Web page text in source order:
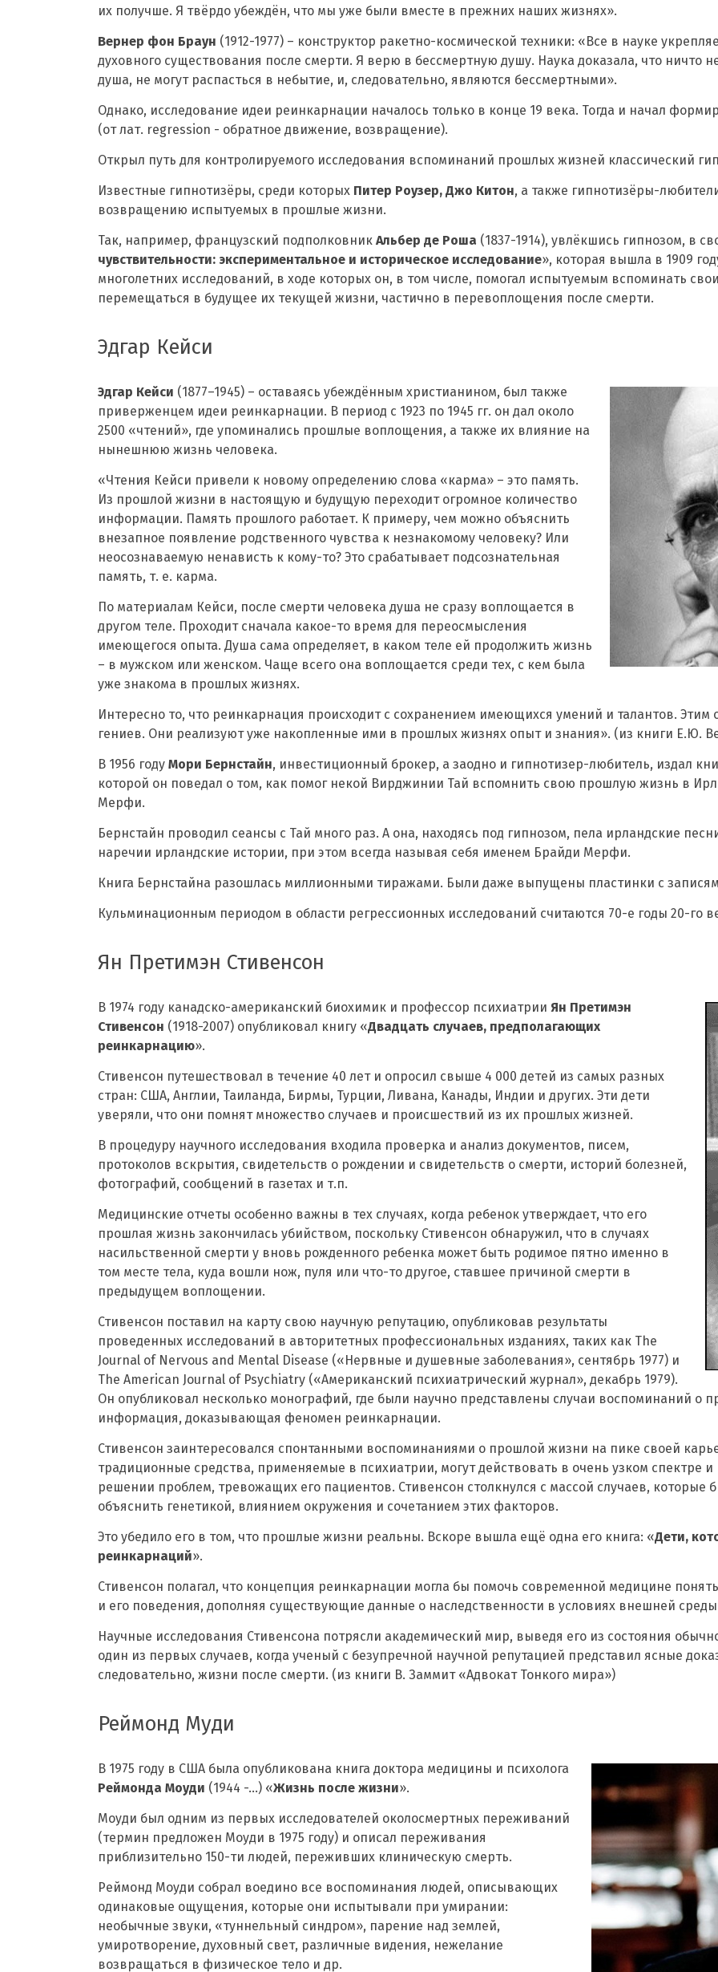
их получше. Я твёрдо убеждён, что мы уже были вместе в прежних наших жизнях».
Вернер фон Браун (1912-1977) – конструктор ракетно-космической техники: «Все в науке
духовного существования после смерти. Я верю в бессмертную душу. Наука доказала, что ничто
душа, не могут распасться в небытие, и, следовательно, являются бессмертными».
Однако, исследование идеи реинкарнации началось только в конце 19 века. Тогда и начал
(от лат. regression - обратное движение, возвращение).
Открыл путь для контролируемого исследования вспоминаний прошлых жизней классический
Известные гипнотизёры, среди которых Питер Роузер, Джо Китон, а также гипнотизёры-
возвращению испытуемых в прошлые жизни.
Так, например, французский подполковник Альбер де Роша (1837-1914), увлёкшись гипнозом, в
чувствительности: экспериментальное и историческое исследование», которая вышла в 1909
многолетних исследований, в ходе которых он, в том числе, помогал испытуемым вспоминать
перемещаться в будущее их текущей жизни, частично в перевоплощения после смерти.
Эдгар Кейси
Эдгар Кейси (1877–1945) – оставаясь убеждённым христианином, был также
приверженцем идеи реинкарнации. В период с 1923 по 1945 гг. он дал около
2500 «чтений», где упоминались прошлые воплощения, а также их влияние на
нынешнюю жизнь человека.
«Чтения Кейси привели к новому определению слова «карма» – это память.
Из прошлой жизни в настоящую и будущую переходит огромное количество
информации. Память прошлого работает. К примеру, чем можно объяснить
внезапное появление родственного чувства к незнакомому человеку? Или
неосознаваемую ненависть к кому-то? Это срабатывает подсознательная
память, т. е. карма.
По материалам Кейси, после смерти человека душа не сразу воплощается в
другом теле. Проходит сначала какое-то время для переосмысления
имеющегося опыта. Душа сама определяет, в каком теле ей продолжить жизнь
– в мужском или женском. Чаще всего она воплощается среди тех, с кем была
уже знакома в прошлых жизнях.
Интересно то, что реинкарнация происходит с сохранением имеющихся умений и талантов. Этим
гениев. Они реализуют уже накопленные ими в прошлых жизнях опыт и знания». (из книги Е.Ю.
В 1956 году Мори Бернстайн, инвестиционный брокер, а заодно и гипнотизер-любитель, издал
которой он поведал о том, как помог некой Вирджинии Тай вспомнить свою прошлую жизнь в
Мерфи.
Бернстайн проводил сеансы с Тай много раз. А она, находясь под гипнозом, пела ирландские
наречии ирландские истории, при этом всегда называя себя именем Брайди Мерфи.
Книга Бернстайна разошлась миллионными тиражами. Были даже выпущены пластинки с
Кульминационным периодом в области регрессионных исследований считаются 70-е годы 20-го
Ян Претимэн Стивенсон
В 1974 году канадско-американский биохимик и профессор психиатрии Ян Претимэн
Стивенсон (1918-2007) опубликовал книгу «Двадцать случаев, предполагающих
реинкарнацию».
Стивенсон путешествовал в течение 40 лет и опросил свыше 4 000 детей из самых разных
стран: США, Англии, Таиланда, Бирмы, Турции, Ливана, Канады, Индии и других. Эти дети
уверяли, что они помнят множество случаев и происшествий из их прошлых жизней.
В процедуру научного исследования входила проверка и анализ документов, писем,
протоколов вскрытия, свидетельств о рождении и свидетельств о смерти, историй болезней,
фотографий, сообщений в газетах и т.п.
Медицинские отчеты особенно важны в тех случаях, когда ребенок утверждает, что его
прошлая жизнь закончилась убийством, поскольку Стивенсон обнаружил, что в случаях
насильственной смерти у вновь рожденного ребенка может быть родимое пятно именно в
том месте тела, куда вошли нож, пуля или что-то другое, ставшее причиной смерти в
предыдущем воплощении.
Стивенсон поставил на карту свою научную репутацию, опубликовав результаты
проведенных исследований в авторитетных профессиональных изданиях, таких как The
Journal of Nervous and Mental Disease («Нервные и душевные заболевания», сентябрь 1977) и
The American Journal of Psychiatry («Американский психиатрический журнал», декабрь 1979).
Он опубликовал несколько монографий, где были научно представлены случаи воспоминаний о
информация, доказывающая феномен реинкарнации.
Стивенсон заинтересовался спонтанными воспоминаниями о прошлой жизни на пике своей
традиционные средства, применяемые в психиатрии, могут действовать в очень узком спектре
решении проблем, тревожащих его пациентов. Стивенсон столкнулся с массой случаев, которые
объяснить генетикой, влиянием окружения и сочетанием этих факторов.
Это убедило его в том, что прошлые жизни реальны. Вскоре вышла ещё одна его книга: «Дети,
реинкарнаций».
Стивенсон полагал, что концепция реинкарнации могла бы помочь современной медицине
и его поведения, дополняя существующие данные о наследственности в условиях внешней
Научные исследования Стивенсона потрясли академический мир, выведя его из состояния
один из первых случаев, когда ученый с безупречной научной репутацией представил ясные
следовательно, жизни после смерти. (из книги В. Заммит «Адвокат Тонкого мира»)
Реймонд Муди
В 1975 году в США была опубликована книга доктора медицины и психолога
Реймонда Моуди (1944 -…) «Жизнь после жизни».
Моуди был одним из первых исследователей околосмертных переживаний
(термин предложен Моуди в 1975 году) и описал переживания
приблизительно 150-ти людей, переживших клиническую смерть.
Реймонд Моуди собрал воедино все воспоминания людей, описывающих
одинаковые ощущения, которые они испытывали при умирании:
необычные звуки, «туннельный синдром», парение над землей,
умиротворение, духовный свет, различные видения, нежелание
возвращаться в физическое тело и др.